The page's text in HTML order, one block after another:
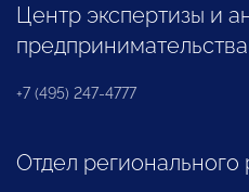
Центр экспертизы и
предпринимательства
+7 (495) 247-4777
Отдел регионального